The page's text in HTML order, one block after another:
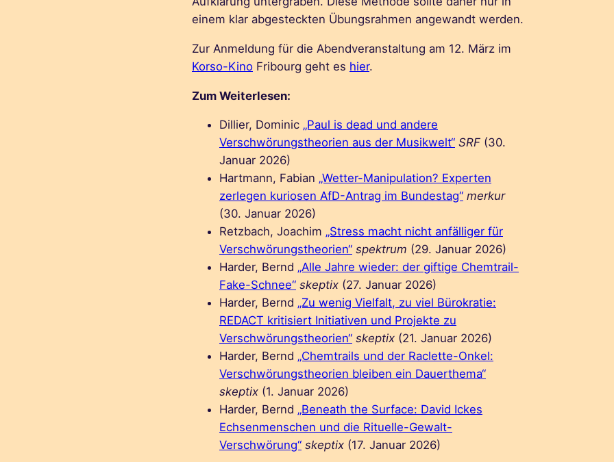
einem klar abgesteckten Übungsrahmen angewandt werden.
Zur Anmeldung für die Abendveranstaltung am 12. März im
Korso-Kino Fribourg geht es hier.
Zum Weiterlesen:
Dillier, Dominic „Paul is dead und andere
Verschwörungstheorien aus der Musikwelt“ SRF (30.
Januar 2026)
Hartmann, Fabian „Wetter-Manipulation? Experten
zerlegen kuriosen AfD-Antrag im Bundestag“ merkur
(30. Januar 2026)
Retzbach, Joachim „Stress macht nicht anfälliger für
Verschwörungstheorien“ spektrum (29. Januar 2026)
Harder, Bernd „Alle Jahre wieder: der giftige Chemtrail-
Fake-Schnee“ skeptix (27. Januar 2026)
Harder, Bernd „Zu wenig Vielfalt, zu viel Bürokratie:
REDACT kritisiert Initiativen und Projekte zu
Verschwörungstheorien“ skeptix (21. Januar 2026)
Harder, Bernd „Chemtrails und der Raclette-Onkel:
Verschwörungstheorien bleiben ein Dauerthema“
skeptix (1. Januar 2026)
Harder, Bernd „Beneath the Surface: David Ickes
Echsenmenschen und die Rituelle-Gewalt-
Verschwörung“ skeptix (17. Januar 2026)